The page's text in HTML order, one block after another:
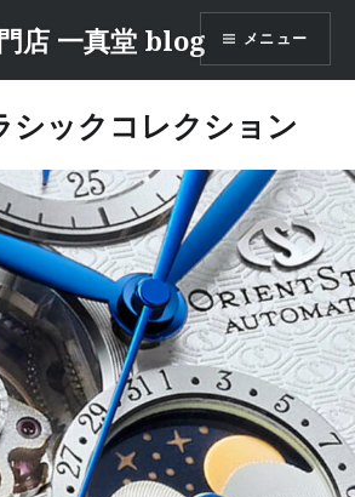
店 一真堂 blog メニュー
シックコレクション